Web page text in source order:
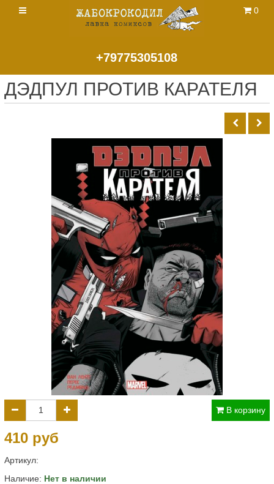
+79775305108
0
ДЭДПУЛ ПРОТИВ КАРАТЕЛЯ
В корзину
410 руб
Артикул:
Наличие: Нет в наличии